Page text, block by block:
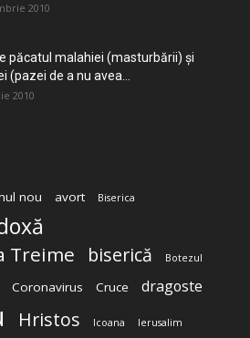
2010
păcatul malahiei (masturbării) şi
(pazei de a nu avea...
2010
nou avort Biserica
Treime biserică Botezul
Coronavirus Cruce dragoste
Hristos Icoana Ierusalim